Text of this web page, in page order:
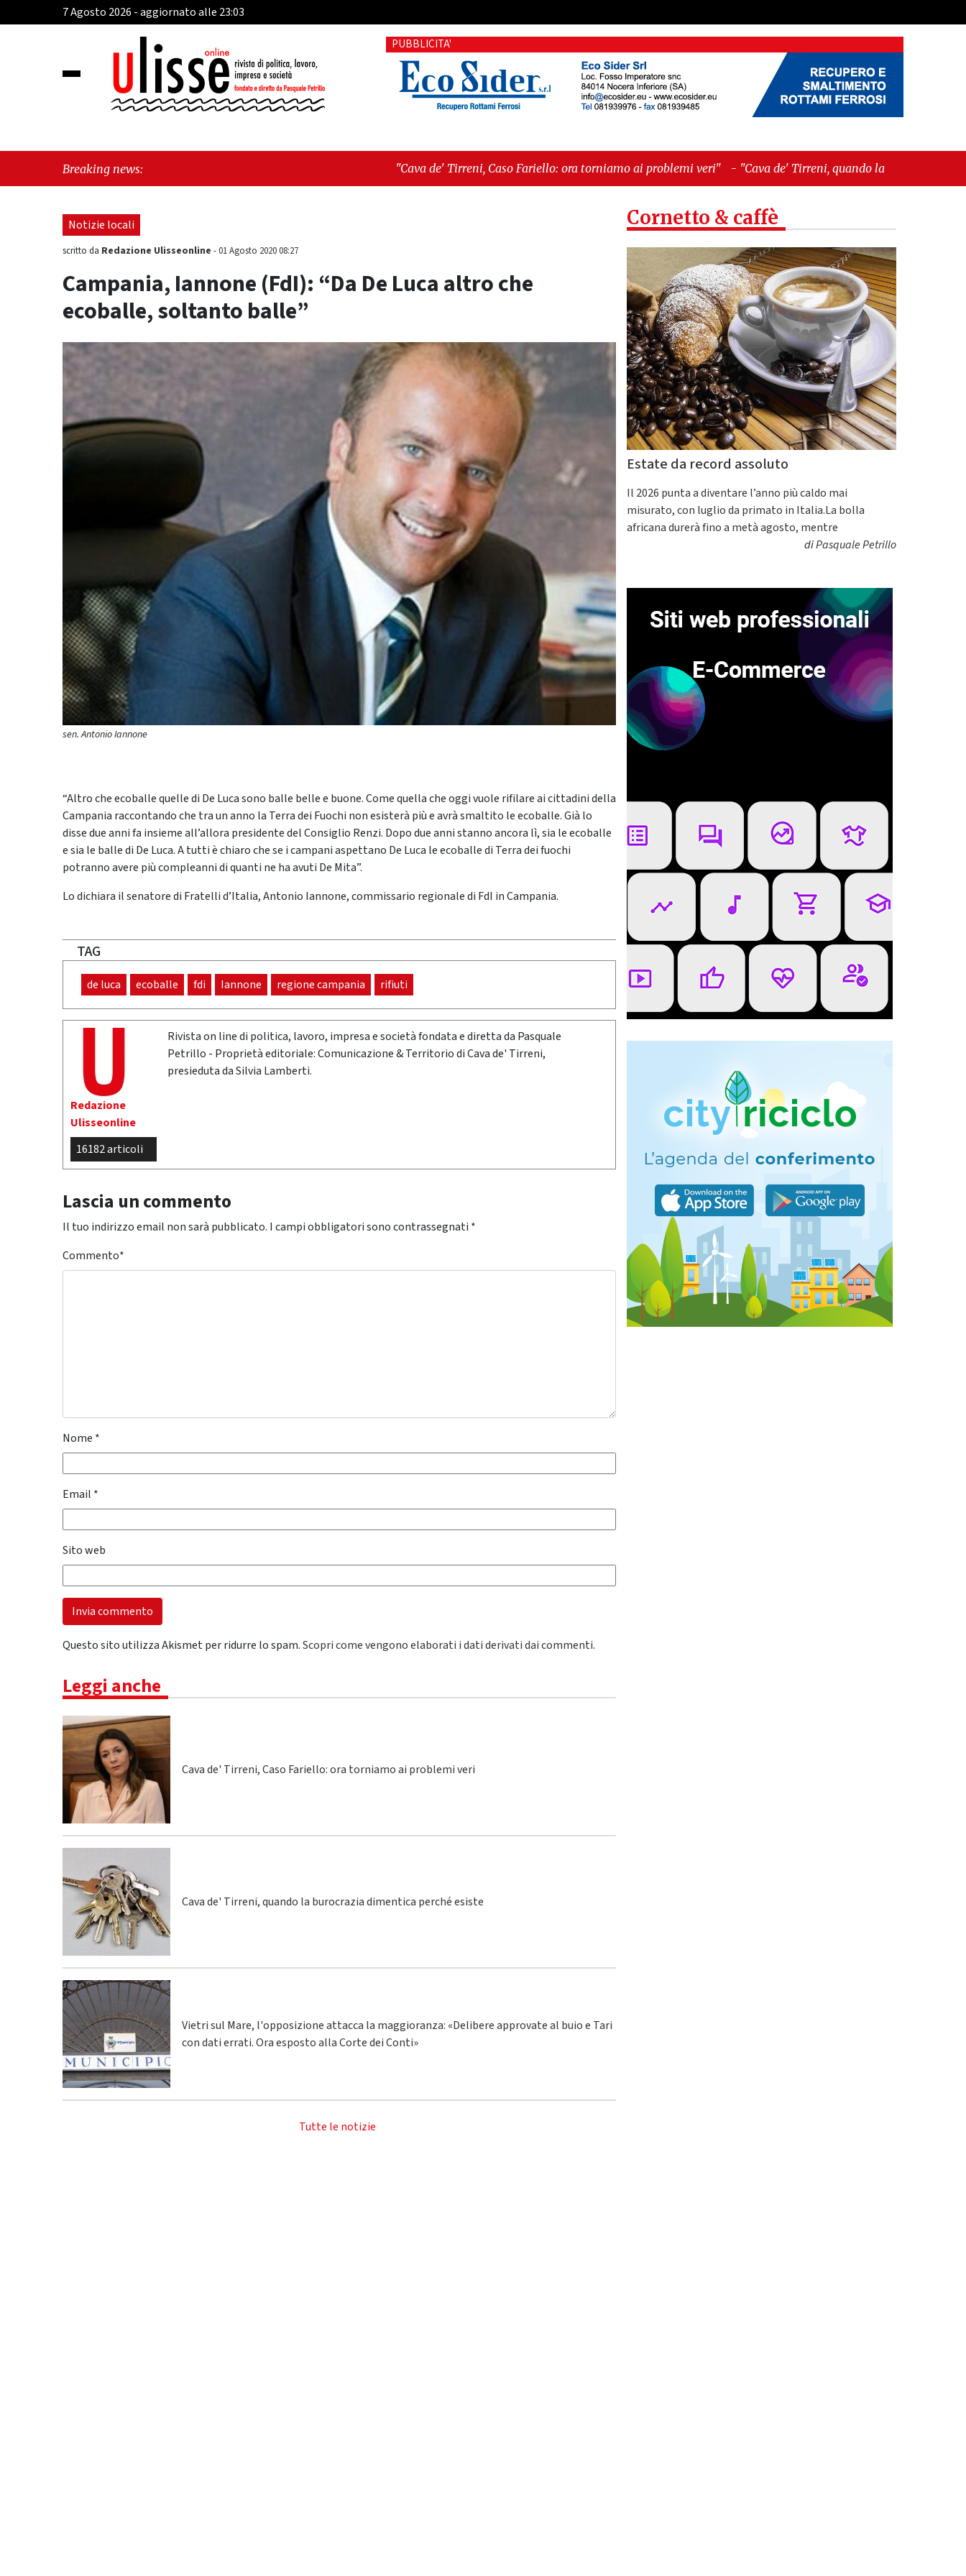
7 Agosto 2026 - aggiornato alle 23:03
PUBBLICITA'
Breaking news: "Cava de' Tirreni, Caso Fariello: ora torniamo ai problemi veri" - "Cava de' Tirreni, quando la burocrazia dimentica
perché esiste"
Notizie locali
scritto da Redazione Ulisseonline -01 Agosto 2020 08:27
Campania, Iannone (FdI): “Da De Luca altro che
ecoballe, soltanto balle”
sen. Antonio Iannone
“Altro che ecoballe quelle di De Luca sono balle belle e buone. Come quella che oggi vuole rifilare ai cittadini della
Campania raccontando che tra un anno la Terra dei Fuochi non esisterà più e avrà smaltito le ecoballe. Già lo
disse due anni fa insieme all’allora presidente del Consiglio Renzi. Dopo due anni stanno ancora lì, sia le ecoballe
e sia le balle di De Luca. A tutti è chiaro che se i campani aspettano De Luca le ecoballe di Terra dei fuochi
potranno avere più compleanni di quanti ne ha avuti De Mita”.
Lo dichiara il senatore di Fratelli d’Italia, Antonio Iannone, commissario regionale di FdI in Campania.
TAG
de luca ecoballe fdi Iannone regione campania rifiuti
Redazione
Ulisseonline
16182 articoli
Rivista on line di politica, lavoro, impresa e società fondata e diretta da Pasquale
Petrillo - Proprietà editoriale: Comunicazione & Territorio di Cava de' Tirreni,
presieduta da Silvia Lamberti.
Lascia un commento
Il tuo indirizzo email non sarà pubblicato. I campi obbligatori sono contrassegnati *
Commento*
Nome *
Email *
Sito web
Questo sito utilizza Akismet per ridurre lo spam.Scopri come vengono elaborati i dati derivati dai commenti.
Leggi anche
Cava de' Tirreni, Caso Fariello: ora torniamo ai problemi veri
Cava de' Tirreni, quando la burocrazia dimentica perché esiste
Vietri sul Mare, l'opposizione attacca la maggioranza: «Delibere approvate al buio e Tari
con dati errati. Ora esposto alla Corte dei Conti»
Tutte le notizie
Cornetto & caffè
Estate da record assoluto
Il 2026 punta a diventare l’anno più caldo mai
misurato, con luglio da primato in Italia.La bolla
africana durerà fino a metà agosto, mentre
diPasquale Petrillo